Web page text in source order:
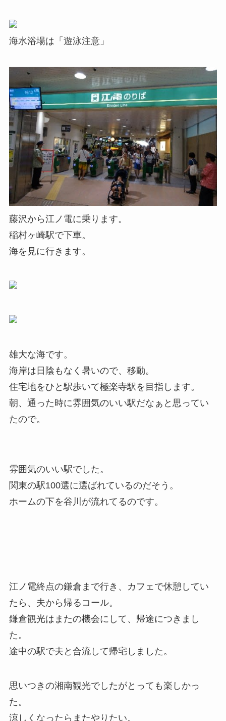
海水浴場は「遊泳注意」
藤沢から江ノ電に乗ります。
稲村ヶ崎駅で下車。
海を見に行きます。
雄大な海です。
海岸は日陰もなく暑いので、移動。
住宅地をひと駅歩いて極楽寺駅を目指します。
朝、通った時に雰囲気のいい駅だなぁと思ってい
たので。
雰囲気のいい駅でした。
関東の駅100選に選ばれているのだそう。
ホームの下を谷川が流れてるのです。
江ノ電終点の鎌倉まで行き、カフェで休憩してい
たら、夫から帰るコール。
鎌倉観光はまたの機会にして、帰途につきまし
た。
途中の駅で夫と合流して帰宅しました。
思いつきの湘南観光でしたがとっても楽しかっ
た。
涼しくなったらまたやりたい。